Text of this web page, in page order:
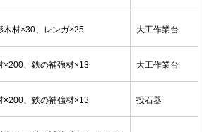
木材×30、レンガ×25 大工作業台
×200、鉄の補強材×13 大工作業台
×200、鉄の補強材×13 投石器